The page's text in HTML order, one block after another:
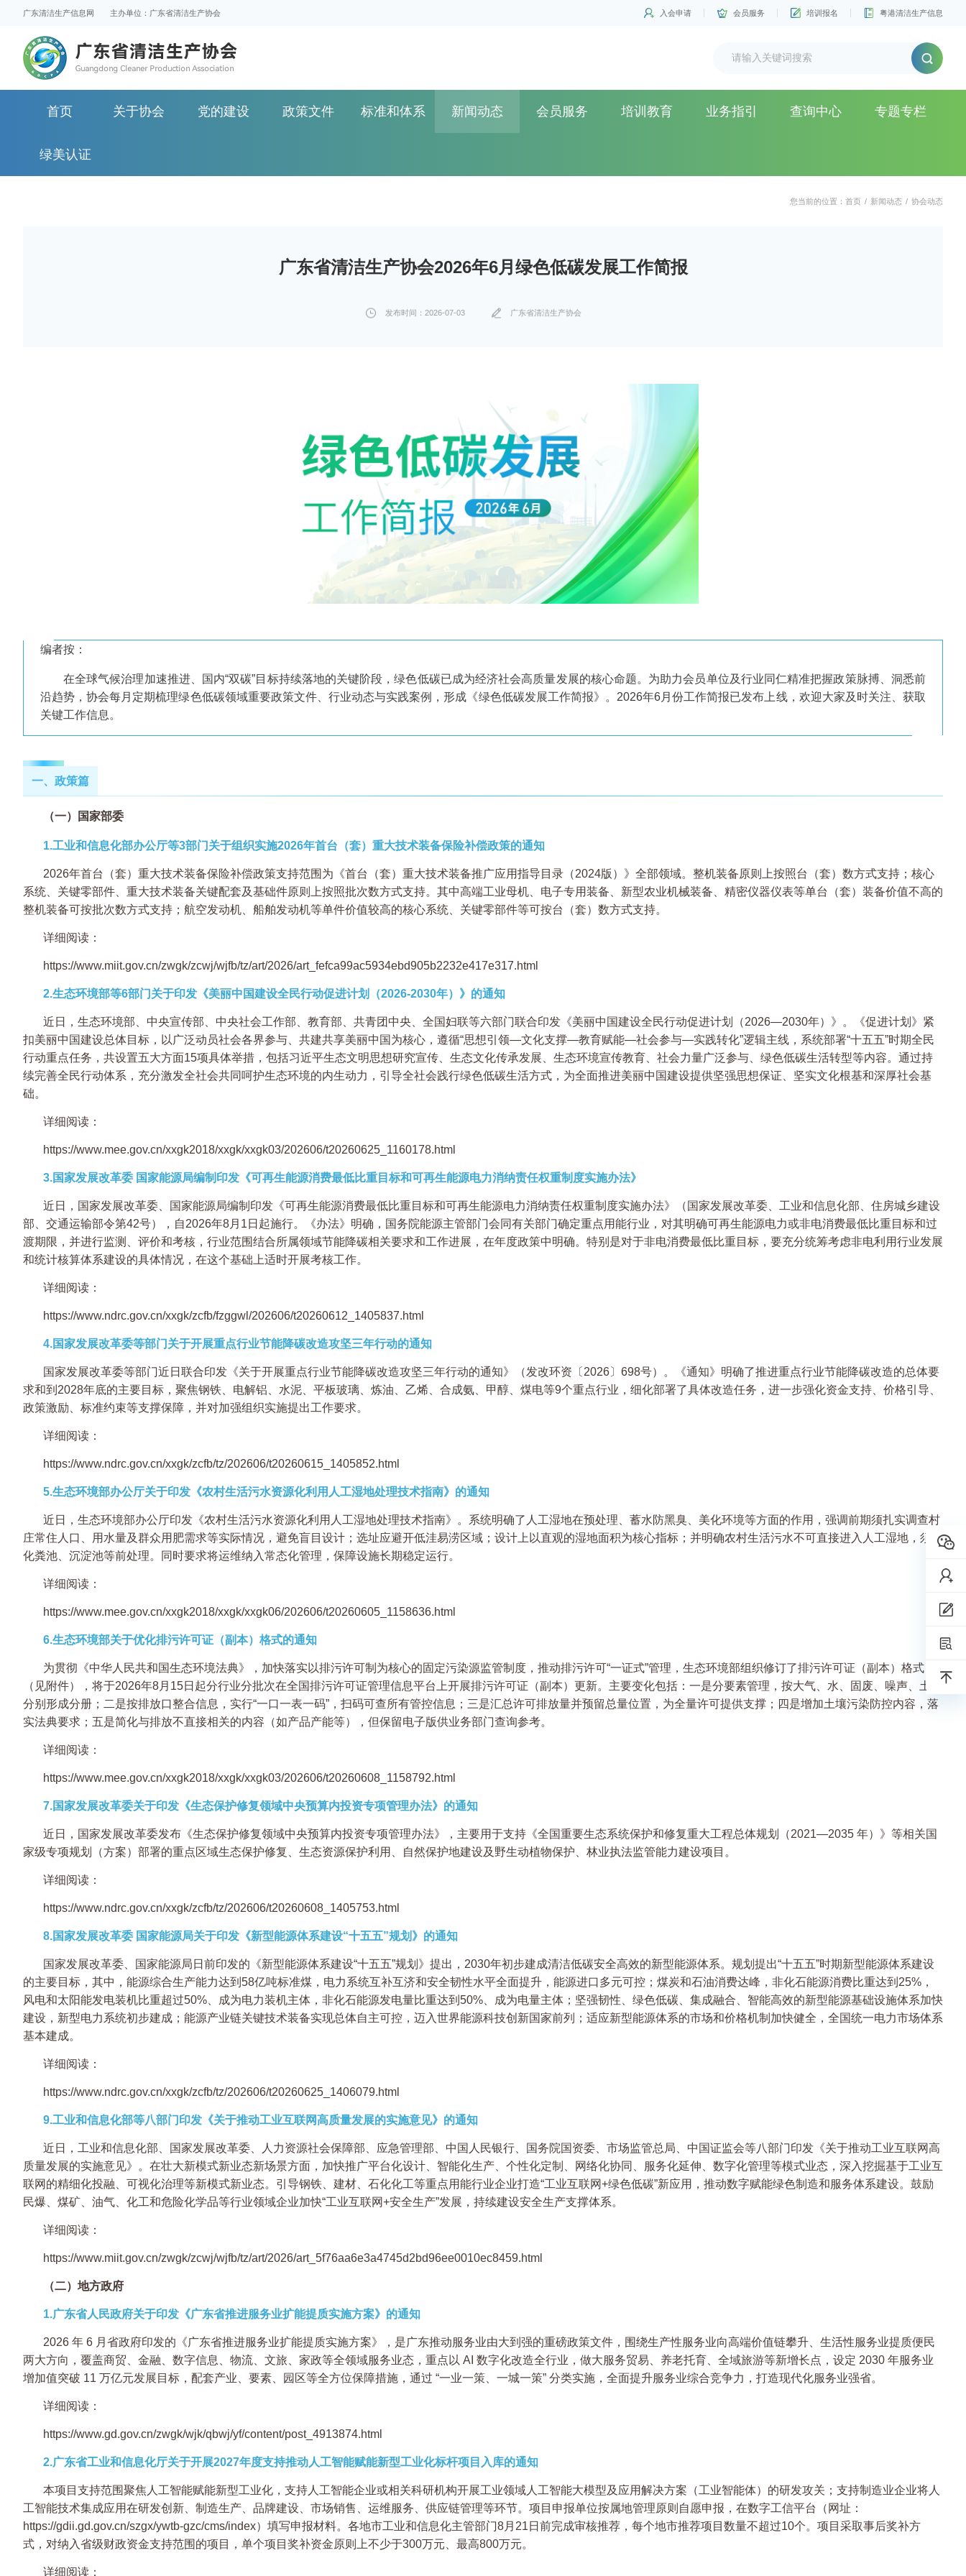
广东清洁生产信息网 主办单位：广东省清洁生产协会 入会申请 会员服务 培训报名 粤港清洁生产信息
首页 关于协会 党的建设 政策文件 标准和体系 新闻动态 会员服务 培训教育 业务指引 查询中心 专题专栏
绿美认证
您当前的位置： 首页 / 新闻动态 / 协会动态
广东省清洁生产协会2026年6月绿色低碳发展工作简报
发布时间：2026-07-03 广东省清洁生产协会
编者按：
在全球气候治理加速推进、国内“双碳”目标持续落地的关键阶段，绿色低碳已成为经济社会高质量发展的核心命题。为助力会员单位及行业同仁精准把握政策脉搏、洞悉前
沿趋势，协会每月定期梳理绿色低碳领域重要政策文件、行业动态与实践案例，形成《绿色低碳发展工作简报》。2026年6月份工作简报已发布上线，欢迎大家及时关注、获取
关键工作信息。
一、政策篇
（一）国家部委
1.工业和信息化部办公厅等3部门关于组织实施2026年首台（套）重大技术装备保险补偿政策的通知
2026年首台（套）重大技术装备保险补偿政策支持范围为《首台（套）重大技术装备推广应用指导目录（2024版）》全部领域。整机装备原则上按照台（套）数方式支持；核心
系统、关键零部件、重大技术装备关键配套及基础件原则上按照批次数方式支持。其中高端工业母机、电子专用装备、新型农业机械装备、精密仪器仪表等单台（套）装备价值不高的
整机装备可按批次数方式支持；航空发动机、船舶发动机等单件价值较高的核心系统、关键零部件等可按台（套）数方式支持。
详细阅读：
https://www.miit.gov.cn/zwgk/zcwj/wjfb/tz/art/2026/art_fefca99ac5934ebd905b2232e417e317.html
2.生态环境部等6部门关于印发《美丽中国建设全民行动促进计划（2026-2030年）》的通知
近日，生态环境部、中央宣传部、中央社会工作部、教育部、共青团中央、全国妇联等六部门联合印发《美丽中国建设全民行动促进计划（2026—2030年）》。《促进计划》紧
扣美丽中国建设总体目标，以广泛动员社会各界参与、共建共享美丽中国为核心，遵循“思想引领—文化支撑—教育赋能—社会参与—实践转化”逻辑主线，系统部署“十五五”时期全民
行动重点任务，共设置五大方面15项具体举措，包括习近平生态文明思想研究宣传、生态文化传承发展、生态环境宣传教育、社会力量广泛参与、绿色低碳生活转型等内容。通过持
续完善全民行动体系，充分激发全社会共同呵护生态环境的内生动力，引导全社会践行绿色低碳生活方式，为全面推进美丽中国建设提供坚强思想保证、坚实文化根基和深厚社会基
础。
详细阅读：
https://www.mee.gov.cn/xxgk2018/xxgk/xxgk03/202606/t20260625_1160178.html
3.国家发展改革委 国家能源局编制印发《可再生能源消费最低比重目标和可再生能源电力消纳责任权重制度实施办法》
近日，国家发展改革委、国家能源局编制印发《可再生能源消费最低比重目标和可再生能源电力消纳责任权重制度实施办法》（国家发展改革委、工业和信息化部、住房城乡建设
部、交通运输部令第42号），自2026年8月1日起施行。《办法》明确，国务院能源主管部门会同有关部门确定重点用能行业，对其明确可再生能源电力或非电消费最低比重目标和过
渡期限，并进行监测、评价和考核，行业范围结合所属领域节能降碳相关要求和工作进展，在年度政策中明确。特别是对于非电消费最低比重目标，要充分统筹考虑非电利用行业发展
和统计核算体系建设的具体情况，在这个基础上适时开展考核工作。
详细阅读：
https://www.ndrc.gov.cn/xxgk/zcfb/fzggwl/202606/t20260612_1405837.html
4.国家发展改革委等部门关于开展重点行业节能降碳改造攻坚三年行动的通知
国家发展改革委等部门近日联合印发《关于开展重点行业节能降碳改造攻坚三年行动的通知》（发改环资〔2026〕698号）。《通知》明确了推进重点行业节能降碳改造的总体要
求和到2028年底的主要目标，聚焦钢铁、电解铝、水泥、平板玻璃、炼油、乙烯、合成氨、甲醇、煤电等9个重点行业，细化部署了具体改造任务，进一步强化资金支持、价格引导、
政策激励、标准约束等支撑保障，并对加强组织实施提出工作要求。
详细阅读：
https://www.ndrc.gov.cn/xxgk/zcfb/tz/202606/t20260615_1405852.html
5.生态环境部办公厅关于印发《农村生活污水资源化利用人工湿地处理技术指南》的通知
近日，生态环境部办公厅印发《农村生活污水资源化利用人工湿地处理技术指南》。系统明确了人工湿地在预处理、蓄水防黑臭、美化环境等方面的作用，强调前期须扎实调查村
庄常住人口、用水量及群众用肥需求等实际情况，避免盲目设计；选址应避开低洼易涝区域；设计上以直观的湿地面积为核心指标；并明确农村生活污水不可直接进入人工湿地，须经
化粪池、沉淀池等前处理。同时要求将运维纳入常态化管理，保障设施长期稳定运行。
详细阅读：
https://www.mee.gov.cn/xxgk2018/xxgk/xxgk06/202606/t20260605_1158636.html
6.生态环境部关于优化排污许可证（副本）格式的通知
为贯彻《中华人民共和国生态环境法典》，加快落实以排污许可制为核心的固定污染源监管制度，推动排污许可“一证式”管理，生态环境部组织修订了排污许可证（副本）格式
（见附件），将于2026年8月15日起分行业分批次在全国排污许可证管理信息平台上开展排污许可证（副本）更新。主要变化包括：一是分要素管理，按大气、水、固废、噪声、土壤
分别形成分册；二是按排放口整合信息，实行“一口一表一码”，扫码可查所有管控信息；三是汇总许可排放量并预留总量位置，为全量许可提供支撑；四是增加土壤污染防控内容，落
实法典要求；五是简化与排放不直接相关的内容（如产品产能等），但保留电子版供业务部门查询参考。
详细阅读：
https://www.mee.gov.cn/xxgk2018/xxgk/xxgk03/202606/t20260608_1158792.html
7.国家发展改革委关于印发《生态保护修复领域中央预算内投资专项管理办法》的通知
近日，国家发展改革委发布《生态保护修复领域中央预算内投资专项管理办法》，主要用于支持《全国重要生态系统保护和修复重大工程总体规划（2021—2035 年）》等相关国
家级专项规划（方案）部署的重点区域生态保护修复、生态资源保护利用、自然保护地建设及野生动植物保护、林业执法监管能力建设项目。
详细阅读：
https://www.ndrc.gov.cn/xxgk/zcfb/tz/202606/t20260608_1405753.html
8.国家发展改革委 国家能源局关于印发《新型能源体系建设“十五五”规划》的通知
国家发展改革委、国家能源局日前印发的《新型能源体系建设“十五五”规划》提出，2030年初步建成清洁低碳安全高效的新型能源体系。规划提出“十五五”时期新型能源体系建设
的主要目标，其中，能源综合生产能力达到58亿吨标准煤，电力系统互补互济和安全韧性水平全面提升，能源进口多元可控；煤炭和石油消费达峰，非化石能源消费比重达到25%，
风电和太阳能发电装机比重超过50%、成为电力装机主体，非化石能源发电量比重达到50%、成为电量主体；坚强韧性、绿色低碳、集成融合、智能高效的新型能源基础设施体系加快
建设，新型电力系统初步建成；能源产业链关键技术装备实现总体自主可控，迈入世界能源科技创新国家前列；适应新型能源体系的市场和价格机制加快健全，全国统一电力市场体系
基本建成。
详细阅读：
https://www.ndrc.gov.cn/xxgk/zcfb/tz/202606/t20260625_1406079.html
9.工业和信息化部等八部门印发《关于推动工业互联网高质量发展的实施意见》的通知
近日，工业和信息化部、国家发展改革委、人力资源社会保障部、应急管理部、中国人民银行、国务院国资委、市场监管总局、中国证监会等八部门印发《关于推动工业互联网高
质量发展的实施意见》。在壮大新模式新业态新场景方面，加快推广平台化设计、智能化生产、个性化定制、网络化协同、服务化延伸、数字化管理等模式业态，深入挖掘基于工业互
联网的精细化投融、可视化治理等新模式新业态。引导钢铁、建材、石化化工等重点用能行业企业打造“工业互联网+绿色低碳”新应用，推动数字赋能绿色制造和服务体系建设。鼓励
民爆、煤矿、油气、化工和危险化学品等行业领域企业加快“工业互联网+安全生产”发展，持续建设安全生产支撑体系。
详细阅读：
https://www.miit.gov.cn/zwgk/zcwj/wjfb/tz/art/2026/art_5f76aa6e3a4745d2bd96ee0010ec8459.html
（二）地方政府
1.广东省人民政府关于印发《广东省推进服务业扩能提质实施方案》的通知
2026 年 6 月省政府印发的《广东省推进服务业扩能提质实施方案》，是广东推动服务业由大到强的重磅政策文件，围绕生产性服务业向高端价值链攀升、生活性服务业提质便民
两大方向，覆盖商贸、金融、数字信息、物流、文旅、家政等全领域服务业态，重点以 AI 数字化改造全行业，做大服务贸易、养老托育、全域旅游等新增长点，设定 2030 年服务业
增加值突破 11 万亿元发展目标，配套产业、要素、园区等全方位保障措施，通过 “一业一策、一城一策” 分类实施，全面提升服务业综合竞争力，打造现代化服务业强省。
详细阅读：
https://www.gd.gov.cn/zwgk/wjk/qbwj/yf/content/post_4913874.html
2.广东省工业和信息化厅关于开展2027年度支持推动人工智能赋能新型工业化标杆项目入库的通知
本项目支持范围聚焦人工智能赋能新型工业化，支持人工智能企业或相关科研机构开展工业领域人工智能大模型及应用解决方案（工业智能体）的研发攻关；支持制造业企业将人
工智能技术集成应用在研发创新、制造生产、品牌建设、市场销售、运维服务、供应链管理等环节。项目申报单位按属地管理原则自愿申报，在数字工信平台（网址：
https://gdii.gd.gov.cn/szgx/ywtb-gzc/cms/index）填写申报材料。各地市工业和信息化主管部门8月21日前完成审核推荐，每个地市推荐项目数量不超过10个。项目采取事后奖补方
式，对纳入省级财政资金支持范围的项目，单个项目奖补资金原则上不少于300万元、最高800万元。
详细阅读：